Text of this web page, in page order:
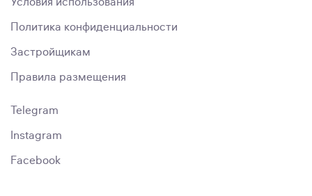
Политика конфиденциальности
Застройщикам
Правила размещения
Telegram
Instagram
Facebook